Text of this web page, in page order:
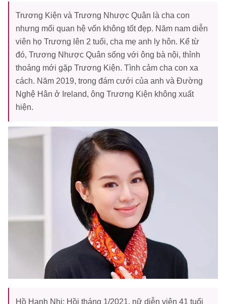
Trương Kiện và Trương Nhược Quân là cha con
nhưng mối quan hệ vốn không tốt đẹp. Năm nam diễn
viên họ Trương lên 2 tuổi, cha mẹ anh ly hôn. Kể từ
đó, Trương Nhược Quân sống với ông bà nội, thỉnh
thoảng mới gặp Trương Kiện. Tình cảm cha con xa
cách. Năm 2019, trong đám cưới của anh và Đường
Nghệ Hân ở Ireland, ông Trương Kiện không xuất
hiện.
Hồ Hạnh Nhi: Hồi tháng 1/2021, nữ diễn viên 41 tuổi